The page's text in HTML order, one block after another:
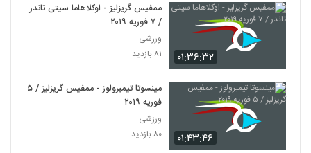
۰۱:۳۶:۳۲
ممفیس گریزلیز - اوکلاهاما سیتی تاندر
/ ۷ فوریه ۲۰۱۹
ورزشی
۸۱ بازدید
۰۱:۴۳:۴۶
مینسوتا تیمبرولوز - ممفیس گریزلیز / ۵
فوریه ۲۰۱۹
ورزشی
۸۰ بازدید